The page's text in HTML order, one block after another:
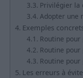
Privilégier la
Adopter une
Exemples
Routine
Routine
Routine
Les erreurs à